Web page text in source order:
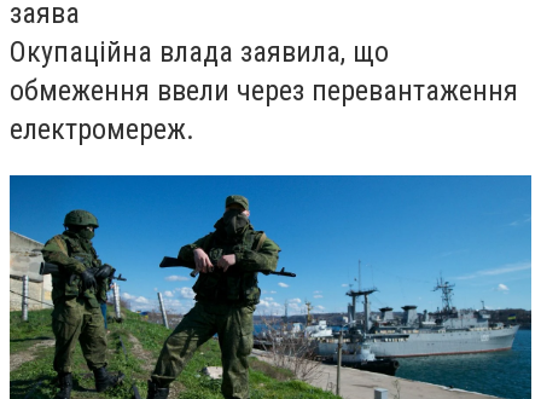
заява
Окупаційна влада заявила, що
обмеження ввели через перевантаження
електромереж.